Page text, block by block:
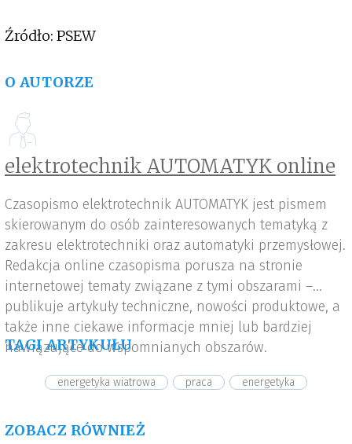
Źródło: PSEW
O AUTORZE
elektrotechnik AUTOMATYK online
Czasopismo elektrotechnik AUTOMATYK jest pismem
skierowanym do osób zainteresowanych tematyką z
zakresu elektrotechniki oraz automatyki przemysłowej.
Redakcja online czasopisma porusza na stronie
internetowej tematy związane z tymi obszarami –
publikuje artykuły techniczne, nowości produktowe, a
także inne ciekawe informacje mniej lub bardziej
nawiązujące do wspomnianych obszarów.
TAGI ARTYKUŁU
energetyka wiatrowa praca energetyka
ZOBACZ RÓWNIEŻ